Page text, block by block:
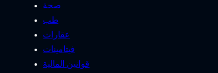
صحة
طب
عقارات
فيتامينات
قوانين المالية